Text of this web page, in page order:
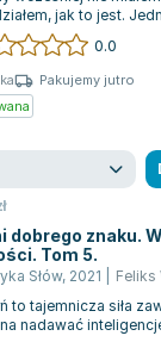
jak to jest.
mordkę
0.0
Pakujemy jutro
dobrego znaku.
Tom 5.
Słów, 2021
Feliks
to tajemnicza siła
nadawać